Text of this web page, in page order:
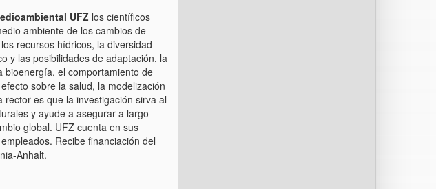
UFZ los científicos
ambiente de los cambios de
recursos hídricos, la diversidad
y las posibilidades de adaptación, la
bioenergía, el comportamiento de
sobre la salud, la modelización
es que la investigación sirva al
y ayude a asegurar a largo
global. UFZ cuenta en sus
Recibe financiación del
Anhalt.